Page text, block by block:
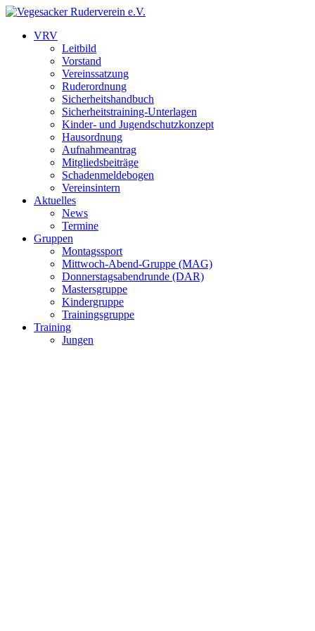
VRV
Leitbild
Vorstand
Vereinssatzung
Ruderordnung
Sicherheitshandbuch
Sicherheitstraining-Unterlagen
Kinder- und Jugendschutzkonzept
Hausordnung
Aufnahmeantrag
Mitgliedsbeiträge
Schadenmeldebogen
Vereinsintern
Aktuelles
News
Termine
Gruppen
Montagssport
Mittwoch-Abend-Gruppe (MAG)
Donnerstagsabendrunde (DAR)
Mastersgruppe
Kindergruppe
Trainingsgruppe
Training
Jungen